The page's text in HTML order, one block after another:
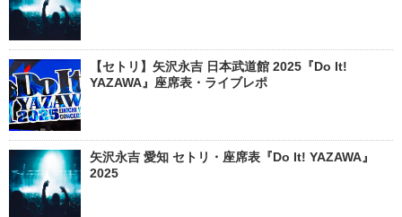
【セトリ】矢沢永吉 日本武道館 2025『Do It!
YAZAWA』座席表・ライブレポ
矢沢永吉 愛知 セトリ・座席表『Do It! YAZAWA』
2025